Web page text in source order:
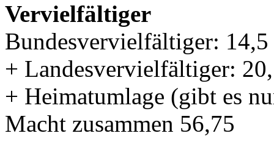
Vervielfältiger
Bundesvervielfältiger: 14,5
+ Landesvervielfältiger:
+ Heimatumlage (gibt es
Macht zusammen 56,75